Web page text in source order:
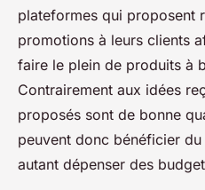
plateformes qui proposent
promotions à leurs clients
faire le plein de produits à
Contrairement aux idées
proposés sont de bonne
peuvent donc bénéficier
autant dépenser des